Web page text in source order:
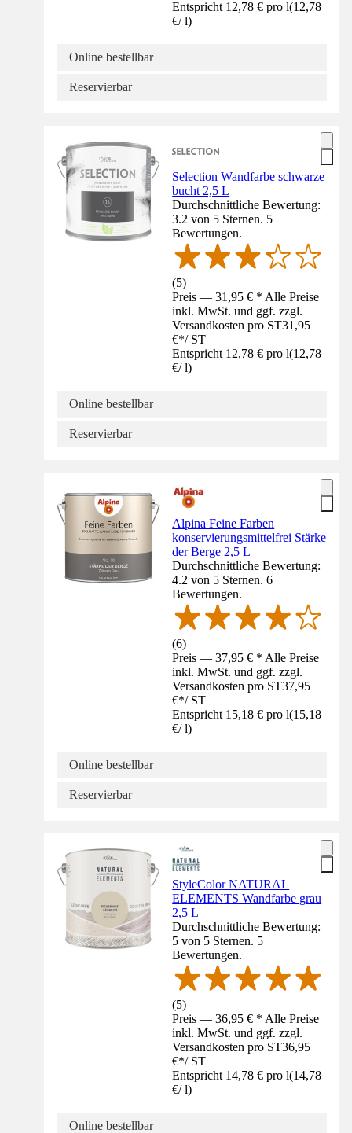
Entspricht 12,78 € pro l(12,78
€/ l)
Online bestellbar
Reservierbar
Selection Wandfarbe schwarze
bucht 2,5 L
Durchschnittliche Bewertung:
3.2 von 5 Sternen. 5
Bewertungen.
(5)
Preis — 31,95 € * Alle Preise
inkl. MwSt. und ggf. zzgl.
Versandkosten pro ST31,95
€*/ ST
Entspricht 12,78 € pro l(12,78
€/ l)
Online bestellbar
Reservierbar
Alpina Feine Farben
konservierungsmittelfrei Stärke
der Berge 2,5 L
Durchschnittliche Bewertung:
4.2 von 5 Sternen. 6
Bewertungen.
(6)
Preis — 37,95 € * Alle Preise
inkl. MwSt. und ggf. zzgl.
Versandkosten pro ST37,95
€*/ ST
Entspricht 15,18 € pro l(15,18
€/ l)
Online bestellbar
Reservierbar
StyleColor NATURAL
ELEMENTS Wandfarbe grau
2,5 L
Durchschnittliche Bewertung:
5 von 5 Sternen. 5
Bewertungen.
(5)
Preis — 36,95 € * Alle Preise
inkl. MwSt. und ggf. zzgl.
Versandkosten pro ST36,95
€*/ ST
Entspricht 14,78 € pro l(14,78
€/ l)
Online bestellbar